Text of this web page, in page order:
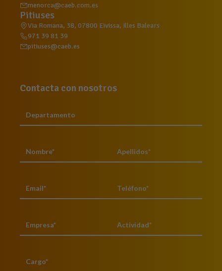
menorca@caeb.com.es
Pitiuses
Via Romana, 38, 07800 Eivissa, Illes Balears
971 39 81 39
pitiuses@caeb.es
Contacta con nosotros